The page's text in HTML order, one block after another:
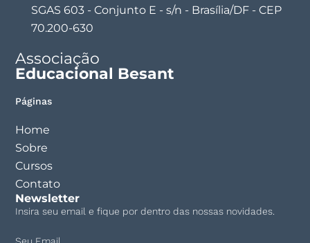
SGAS 603 - Conjunto E - s/n - Brasília/DF - CEP
70.200-630
Associação
Educacional Besant
Páginas
Home
Sobre
Cursos
Contato
Newsletter
Insira seu email e fique por dentro das nossas novidades.